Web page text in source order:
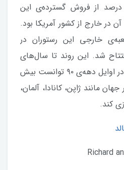
سال ۱۹۹۱ حدود ۳۷ درصد از فروش گسترده‌ی این
در خارج از کشور آمریکا بود.
اولین شعبه‌ی خارجی این رستوران در
شد. این روند تا سال‌های
بعد ادامه داشت تا اینکه در اوایل دهه‌ی ۹۰ توانست بیش
در ۵۸ کشور جهان مانند ژاپن، کانادا، آلمان،
کند.